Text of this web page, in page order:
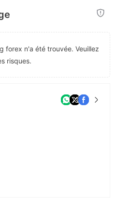
forex n'a été trouvée. Veuillez
risques.